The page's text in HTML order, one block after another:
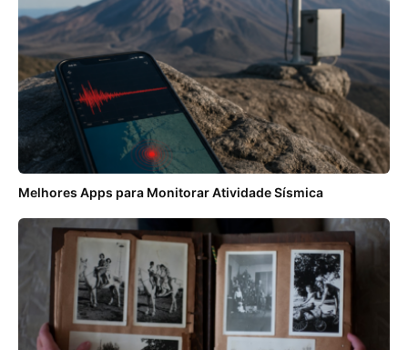
Melhores Apps para Monitorar Atividade Sísmica